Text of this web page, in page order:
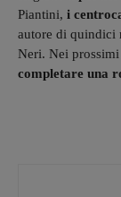
Piantini, i
autore di quindici
Neri. Nei
completare una